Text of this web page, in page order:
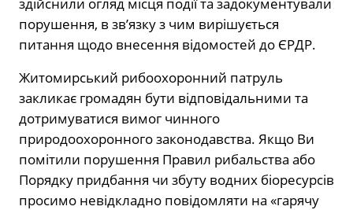
порушення, в зв’язку з чим вирішується
питання щодо внесення відомостей до ЄРДР.
Житомирський рибоохоронний патруль
закликає громадян бути відповідальними та
дотримуватися вимог чинного
природоохоронного законодавства. Якщо Ви
помітили порушення Правил рибальства або
Порядку придбання чи збуту водних біоресурсів
просимо невідкладно повідомляти на «гарячу